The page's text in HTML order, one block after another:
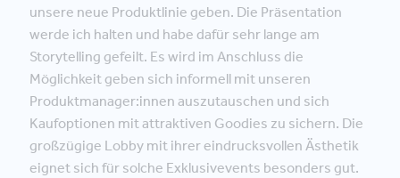
unsere neue Produktlinie geben. Die Präsentation
werde ich halten und habe dafür sehr lange am
Storytelling gefeilt. Es wird im Anschluss die
Möglichkeit geben sich informell mit unseren
Produktmanager:innen auszutauschen und sich
Kaufoptionen mit attraktiven Goodies zu sichern. Die
großzügige Lobby mit ihrer eindrucksvollen Ästhetik
eignet sich für solche Exklusivevents besonders gut.